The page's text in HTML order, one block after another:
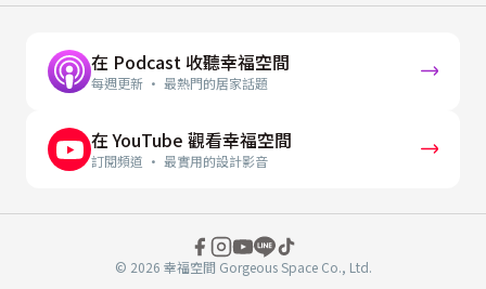
在 Podcast 收聽幸福空間
每週更新 · 最熱門的居家話題
在 YouTube 觀看幸福空間
訂閱頻道 · 最實用的設計影音
© 2026 幸福空間 Gorgeous Space Co., Ltd.